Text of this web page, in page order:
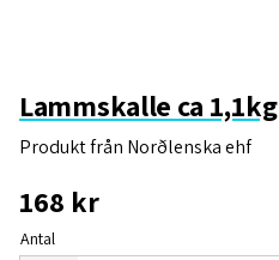
Lammskalle ca 1,1kg
Produkt från Norðlenska ehf
168 kr
Antal